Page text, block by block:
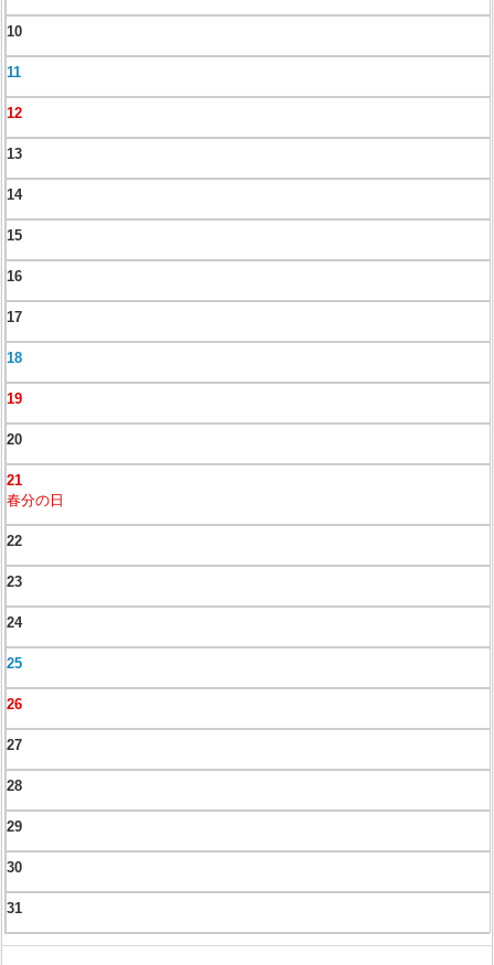
10
11
12
13
14
15
16
17
18
19
20
21
春分の日
22
23
24
25
26
27
28
29
30
31